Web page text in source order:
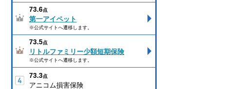
73.6点
第一アイペット
※公式サイトへ遷移します。
73.5点
リトルファミリー少額短期保険
※公式サイトへ遷移します。
73.3点
アニコム損害保険